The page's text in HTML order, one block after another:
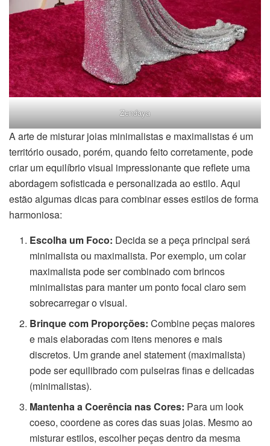
Zendaya
A arte de misturar joias minimalistas e maximalistas é um
território ousado, porém, quando feito corretamente, pode
criar um equilíbrio visual impressionante que reflete uma
abordagem sofisticada e personalizada ao estilo. Aqui
estão algumas dicas para combinar esses estilos de forma
harmoniosa:
Escolha um Foco: Decida se a peça principal será
minimalista ou maximalista. Por exemplo, um colar
maximalista pode ser combinado com brincos
minimalistas para manter um ponto focal claro sem
sobrecarregar o visual.
Brinque com Proporções: Combine peças maiores
e mais elaboradas com itens menores e mais
discretos. Um grande anel statement (maximalista)
pode ser equilibrado com pulseiras finas e delicadas
(minimalistas).
Mantenha a Coerência nas Cores: Para um look
coeso, coordene as cores das suas joias. Mesmo ao
misturar estilos, escolher peças dentro da mesma